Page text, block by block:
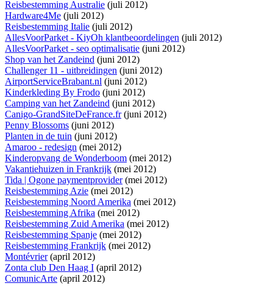
Reisbestemming Australie (juli 2012)
Hardware4Me (juli 2012)
Reisbestemming Italie (juli 2012)
AllesVoorParket - KiyOh klantbeoordelingen (juli 2012)
AllesVoorParket - seo optimalisatie (juni 2012)
Shop van het Zandeind (juni 2012)
Challenger 11 - uitbreidingen (juni 2012)
AirportServiceBrabant.nl (juni 2012)
Kinderkleding By Frodo (juni 2012)
Camping van het Zandeind (juni 2012)
Canigo-GrandSiteDeFrance.fr(juni 2012)
Penny Blossoms (juni 2012)
Planten in de tuin (juni 2012)
Amaroo - redesign (mei 2012)
Kinderopvang de Wonderboom (mei 2012)
Vakantiehuizen in Frankrijk (mei 2012)
Tida | Ogone paymentprovider(mei 2012)
Reisbestemming Azie (mei 2012)
Reisbestemming Noord Amerika (mei 2012)
Reisbestemming Afrika (mei 2012)
Reisbestemming Zuid Amerika (mei 2012)
Reisbestemming Spanje (mei 2012)
Reisbestemming Frankrijk (mei 2012)
Montévrier(april 2012)
Zonta club Den Haag I (april 2012)
ComunicArte (april 2012)